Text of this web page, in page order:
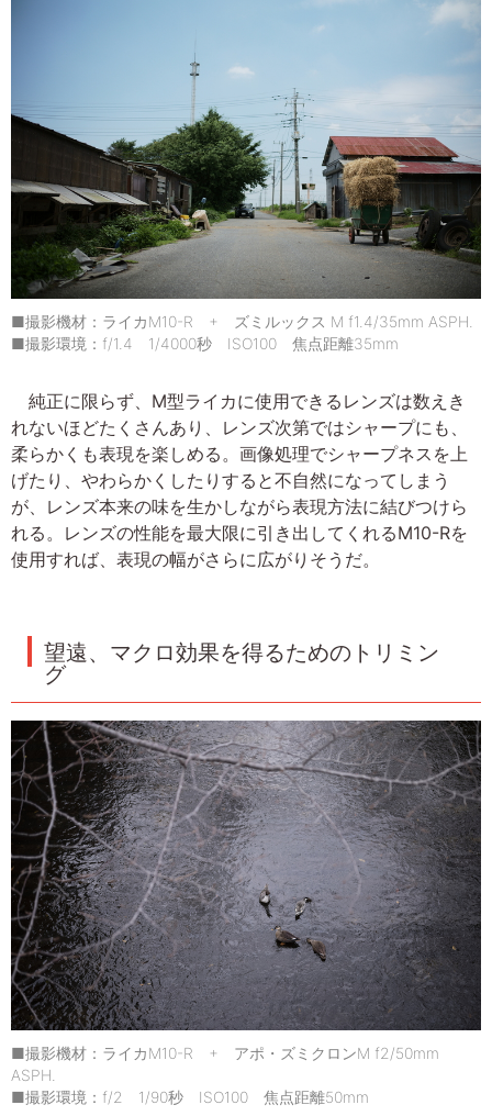
■撮影機材：ライカM10-R + ズミルックス M f1.4/35mm ASPH.
■撮影環境：f/1.4 1/4000秒 ISO100 焦点距離35mm
純正に限らず、M型ライカに使用できるレンズは数えき
れないほどたくさんあり、レンズ次第ではシャープにも、
柔らかくも表現を楽しめる。画像処理でシャープネスを上
げたり、やわらかくしたりすると不自然になってしまう
が、レンズ本来の味を生かしながら表現方法に結びつけら
れる。レンズの性能を最大限に引き出してくれるM10-Rを
使用すれば、表現の幅がさらに広がりそうだ。
望遠、マクロ効果を得るためのトリミン
グ
■撮影機材：ライカM10-R + アポ・ズミクロンM f2/50mm
ASPH.
■撮影環境：f/2 1/90秒 ISO100 焦点距離50mm